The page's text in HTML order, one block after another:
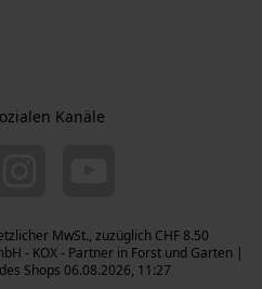
Kanäle
MwSt., zuzüglich CHF 8.50
- KOX - Partner in Forst und Garten |
Shops 06.08.2026, 11:27